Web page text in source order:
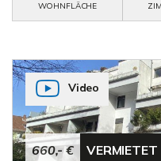
WOHNFLÄCHE
660,- € VERMIETET
Video